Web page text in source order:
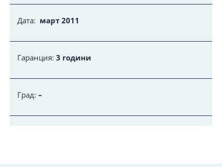
Дата: март 2011
Гаранция: 3 години
Град: –